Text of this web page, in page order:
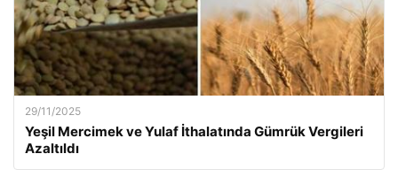
29/11/2025
Yeşil Mercimek ve Yulaf İthalatında Gümrük Vergileri
Azaltıldı